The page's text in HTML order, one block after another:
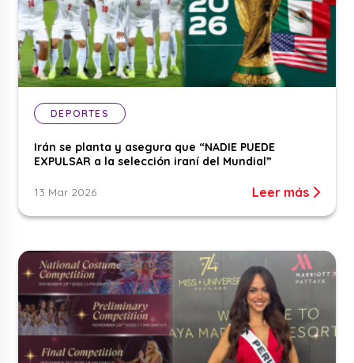
DEPORTES
Irán se planta y asegura que “NADIE PUEDE
EXPULSAR a la selección iraní del Mundial”
13 Mar 2026 Leer más